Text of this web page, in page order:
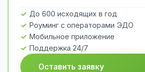
До 600 исходящих в год
Роуминг с операторами ЭДО
Мобильное приложение
Поддержка 24/7
Оставить заявку